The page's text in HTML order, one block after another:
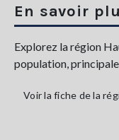
En savoir
Explorez la région
population,
Voir la fiche de la